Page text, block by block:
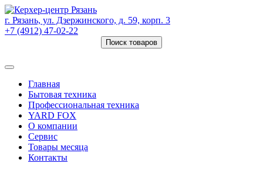
г. Рязань, ул. Дзержинского, д. 59, корп. 3
+7 (4912) 47-02-22
Поиск товаров
Главная
Бытовая техника
Профессиональная техника
YARD FOX
О компании
Сервис
Товары месяца
Контакты